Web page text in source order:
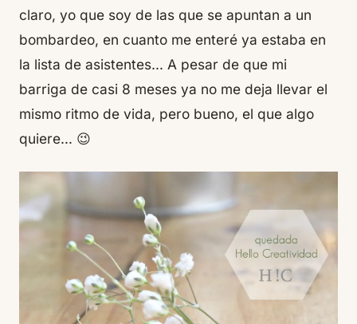
claro, yo que soy de las que se apuntan a un
bombardeo, en cuanto me enteré ya estaba en
la lista de asistentes… A pesar de que mi
barriga de casi 8 meses ya no me deja llevar el
mismo ritmo de vida, pero bueno, el que algo
quiere… 😉